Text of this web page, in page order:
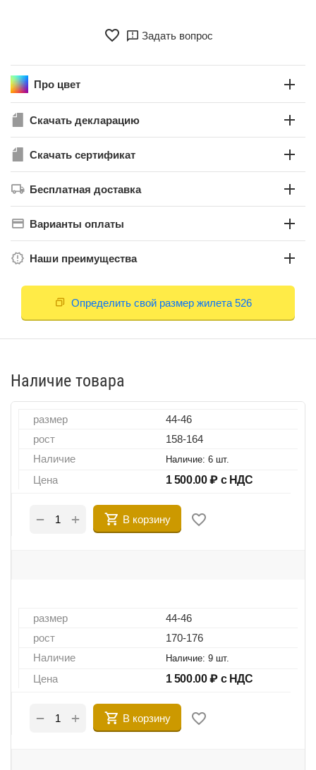
Задать вопрос
Про цвет
Скачать декларацию
Скачать сертификат
Бесплатная доставка
Варианты оплаты
Наши преимущества
Определить свой размер жилета 526
Наличие товара
размер
44-46
рост
158-164
Наличие
Наличие: 6 шт.
Цена 1 500.00 ₽ с НДС
+
− В корзину
размер
44-46
рост
170-176
Наличие
Наличие: 9 шт.
Цена 1 500.00 ₽ с НДС
+
− В корзину